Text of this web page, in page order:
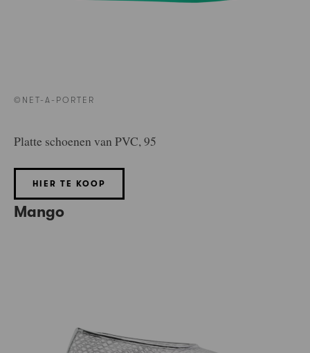
©NET-A-PORTER
Platte schoenen van PVC, 95
HIER TE KOOP
Mango